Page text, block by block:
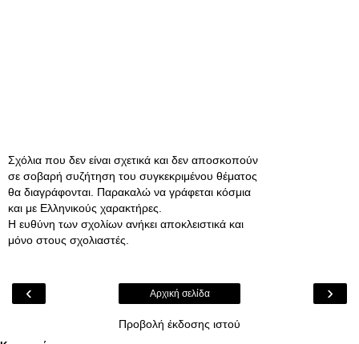
Σχόλια που δεν είναι σχετικά και δεν αποσκοπούν
σε σοβαρή συζήτηση του συγκεκριμένου θέματος
θα διαγράφονται. Παρακαλώ να γράφεται κόσμια
και με Ελληνικούς χαρακτήρες.
Η ευθύνη των σχολίων ανήκει αποκλειστικά και
μόνο στους σχολιαστές.
‹ ›
Αρχική σελίδα
Προβολή έκδοσης ιστού